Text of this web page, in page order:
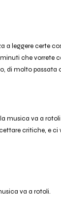
leggere certe
che vorrete
di molto
musica va a
critiche, e ci
va a rotoli.